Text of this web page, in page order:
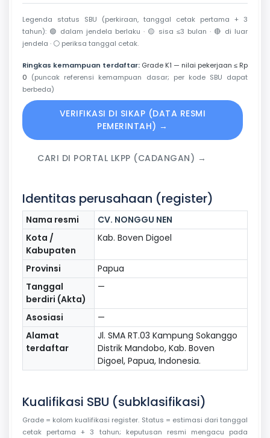
Legenda status SBU (perkiraan, tanggal cetak pertama + 3
tahun): 🟢 dalam jendela berlaku · 🟡 sisa ≤3 bulan · 🔴 di luar
jendela · ⚪ periksa tanggal cetak.
Ringkas kemampuan terdaftar: Grade K1 — nilai pekerjaan ≤ Rp
0 (puncak referensi kemampuan dasar; per kode SBU dapat
berbeda)
VERIFIKASI DI SIKAP (DATA RESMI
PEMERINTAH) →
CARI DI PORTAL LKPP (CADANGAN) →
Identitas perusahaan (register)
Nama resmi
CV. NONGGU NEN
Kota /
Kabupaten
Kab. Boven Digoel
Provinsi
Papua
Tanggal
berdiri (Akta)
—
Asosiasi
—
Alamat
terdaftar
Jl. SMA RT.03 Kampung Sokanggo
Distrik Mandobo, Kab. Boven
Digoel, Papua, Indonesia.
Kualifikasi SBU (subklasifikasi)
Grade = kolom kualifikasi register. Status = estimasi dari tanggal
cetak pertama + 3 tahun; keputusan resmi mengacu pada